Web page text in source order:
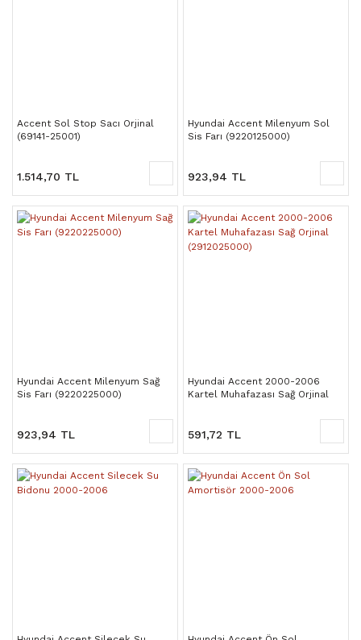
Accent Sol Stop Sacı Orjinal
(69141-25001)
1.514,70 TL
Hyundai Accent Milenyum Sol
Sis Farı (9220125000)
923,94 TL
Hyundai Accent Milenyum Sağ
Sis Farı (9220225000)
923,94 TL
Hyundai Accent 2000-2006
Kartel Muhafazası Sağ Orjinal
591,72 TL